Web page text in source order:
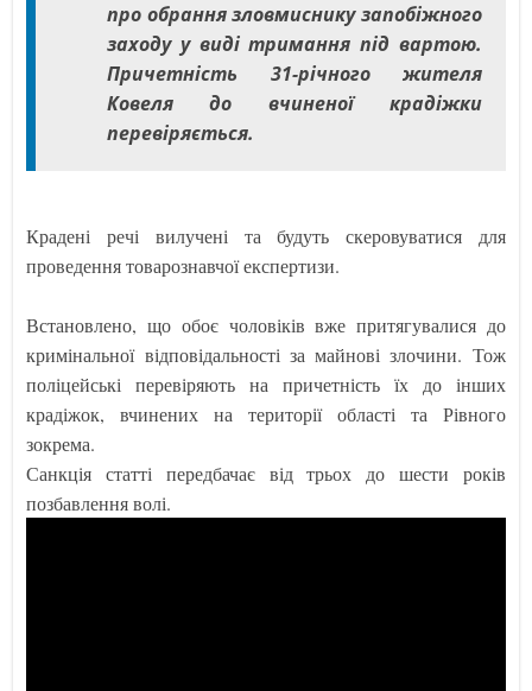
про обрання зловмиснику запобіжного
заходу у виді тримання під вартою.
Причетність 31-річного жителя
Ковеля до вчиненої крадіжки
перевіряється.
Крадені речі вилучені та будуть скеровуватися для
проведення товарознавчої експертизи.
Встановлено, що обоє чоловіків вже притягувалися до
кримінальної відповідальності за майнові злочини. Тож
поліцейські перевіряють на причетність їх до інших
крадіжок, вчинених на території області та Рівного
зокрема.
Санкція статті передбачає від трьох до шести років
позбавлення волі.